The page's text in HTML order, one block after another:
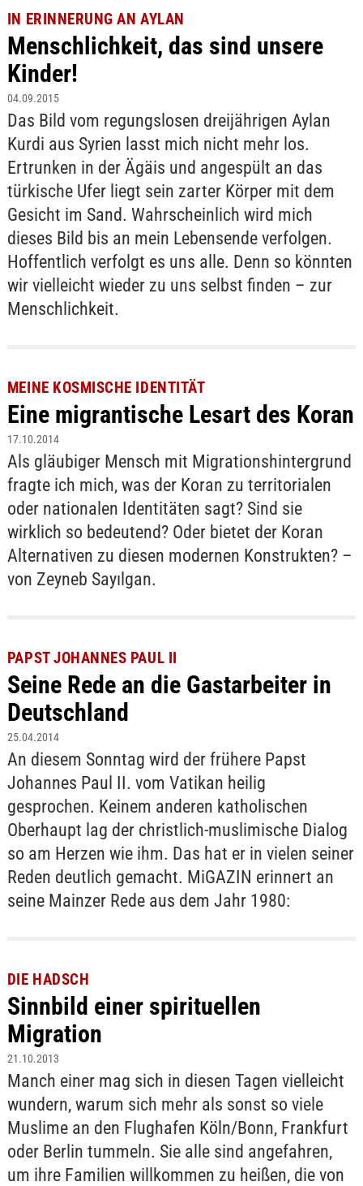
IN ERINNERUNG AN AYLAN
Menschlichkeit, das sind unsere
Kinder!
04.09.2015
Das Bild vom regungslosen dreijährigen Aylan
Kurdi aus Syrien lasst mich nicht mehr los.
Ertrunken in der Ägäis und angespült an das
türkische Ufer liegt sein zarter Körper mit dem
Gesicht im Sand. Wahrscheinlich wird mich
dieses Bild bis an mein Lebensende verfolgen.
Hoffentlich verfolgt es uns alle. Denn so könnten
wir vielleicht wieder zu uns selbst finden – zur
Menschlichkeit.
MEINE KOSMISCHE IDENTITÄT
Eine migrantische Lesart des Koran
17.10.2014
Als gläubiger Mensch mit Migrationshintergrund
fragte ich mich, was der Koran zu territorialen
oder nationalen Identitäten sagt? Sind sie
wirklich so bedeutend? Oder bietet der Koran
Alternativen zu diesen modernen Konstrukten? –
von Zeyneb Sayılgan.
PAPST JOHANNES PAUL II
Seine Rede an die Gastarbeiter in
Deutschland
25.04.2014
An diesem Sonntag wird der frühere Papst
Johannes Paul II. vom Vatikan heilig
gesprochen. Keinem anderen katholischen
Oberhaupt lag der christlich-muslimische Dialog
so am Herzen wie ihm. Das hat er in vielen seiner
Reden deutlich gemacht. MiGAZIN erinnert an
seine Mainzer Rede aus dem Jahr 1980:
DIE HADSCH
Sinnbild einer spirituellen
Migration
21.10.2013
Manch einer mag sich in diesen Tagen vielleicht
wundern, warum sich mehr als sonst so viele
Muslime an den Flughafen Köln/Bonn, Frankfurt
oder Berlin tummeln. Sie alle sind angefahren,
um ihre Familien willkommen zu heißen, die von